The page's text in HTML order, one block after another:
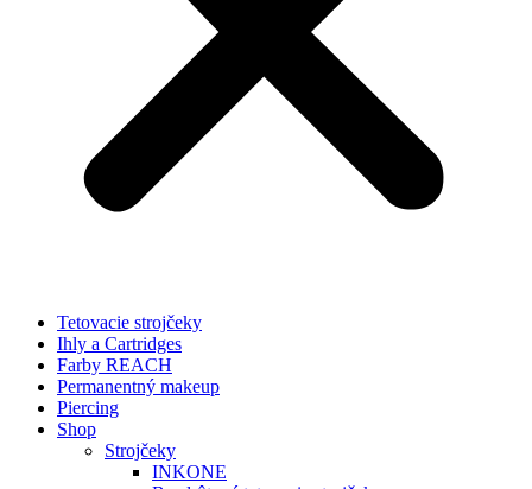
Tetovacie strojčeky
Ihly a Cartridges
Farby REACH
Permanentný makeup
Piercing
Shop
Strojčeky
INKONE